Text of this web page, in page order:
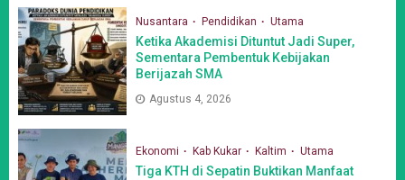
Nusantara Pendidikan Utama
Ketika Akademisi Dituntut Jadi Super,
Sementara Pembentuk Kebijakan
Berijazah SMA
Agustus 4, 2026
Ekonomi Kab Kukar Kaltim Utama
Tiga KTH di Sepatin Buktikan Manfaat